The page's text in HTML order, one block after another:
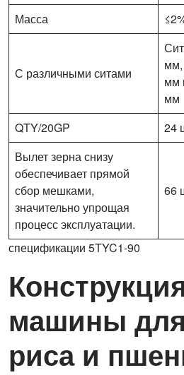
Масса
С различными ситами
мм
мм
QTY/20GP
24
Вылет зерна снизу
обеспечивает прямой
сбор мешками,
значительно упрощая
процесс эксплуатации.
66
спецификации 5TYC1-90
машины
риса и